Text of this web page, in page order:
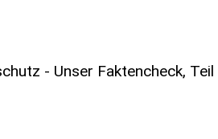
- Unser Faktencheck, Teil